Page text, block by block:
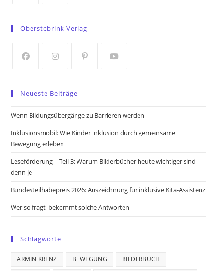
a
tab
tab
Oberstebrink Verlag
a
new
new
a
new
new
Neueste Beiträge
Wenn Bildungsübergänge zu Barrieren werden
Inklusionsmobil: Wie Kinder Inklusion durch gemeinsame
Bewegung erleben
Leseförderung – Teil 3: Warum Bilderbücher heute wichtiger sind
denn je
Bundesteilhabepreis 2026: Auszeichnung für inklusive Kita-Assistenz
Wer so fragt, bekommt solche Antworten
Schlagworte
ARMIN KRENZ BEWEGUNG BILDERBUCH